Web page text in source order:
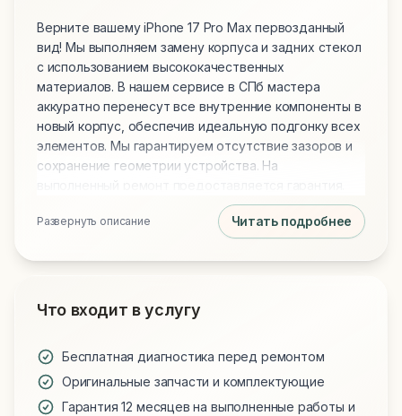
Верните вашему iPhone 17 Pro Max первозданный
вид! Мы выполняем замену корпуса и задних стекол
с использованием высококачественных
материалов. В нашем сервисе в СПб мастера
аккуратно перенесут все внутренние компоненты в
новый корпус, обеспечив идеальную подгонку всех
элементов. Мы гарантируем отсутствие зазоров и
сохранение геометрии устройства. На
Развернуть описание Читать подробнее
Что входит в услугу
Бесплатная диагностика перед ремонтом
Оригинальные запчасти и комплектующие
Гарантия 12 месяцев на выполненные работы и